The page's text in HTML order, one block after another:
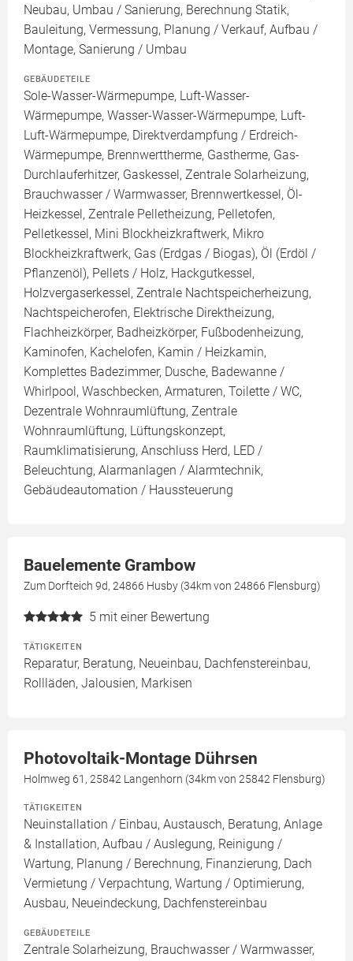
Neubau, Umbau / Sanierung, Berechnung Statik,
Bauleitung, Vermessung, Planung / Verkauf, Aufbau /
Montage, Sanierung / Umbau
GEBÄUDETEILE
Sole-Wasser-Wärmepumpe, Luft-Wasser-
Wärmepumpe, Wasser-Wasser-Wärmepumpe, Luft-
Luft-Wärmepumpe, Direktverdampfung / Erdreich-
Wärmepumpe, Brennwerttherme, Gastherme, Gas-
Durchlauferhitzer, Gaskessel, Zentrale Solarheizung,
Brauchwasser / Warmwasser, Brennwertkessel, Öl-
Heizkessel, Zentrale Pelletheizung, Pelletofen,
Pelletkessel, Mini Blockheizkraftwerk, Mikro
Blockheizkraftwerk, Gas (Erdgas / Biogas), Öl (Erdöl /
Pflanzenöl), Pellets / Holz, Hackgutkessel,
Holzvergaserkessel, Zentrale Nachtspeicherheizung,
Nachtspeicherofen, Elektrische Direktheizung,
Flachheizkörper, Badheizkörper, Fußbodenheizung,
Kaminofen, Kachelofen, Kamin / Heizkamin,
Komplettes Badezimmer, Dusche, Badewanne /
Whirlpool, Waschbecken, Armaturen, Toilette / WC,
Dezentrale Wohnraumlüftung, Zentrale
Wohnraumlüftung, Lüftungskonzept,
Raumklimatisierung, Anschluss Herd, LED /
Beleuchtung, Alarmanlagen / Alarmtechnik,
Gebäudeautomation / Haussteuerung
Bauelemente Grambow
Zum Dorfteich 9d, 24866 Husby (34km von 24866 Flensburg)
5 mit einer Bewertung
TÄTIGKEITEN
Reparatur, Beratung, Neueinbau, Dachfenstereinbau,
Rollläden, Jalousien, Markisen
Photovoltaik-Montage Dührsen
Holmweg 61, 25842 Langenhorn (34km von 25842 Flensburg)
TÄTIGKEITEN
Neuinstallation / Einbau, Austausch, Beratung, Anlage
& Installation, Aufbau / Auslegung, Reinigung /
Wartung, Planung / Berechnung, Finanzierung, Dach
Vermietung / Verpachtung, Wartung / Optimierung,
Ausbau, Neueindeckung, Dachfenstereinbau
GEBÄUDETEILE
Zentrale Solarheizung, Brauchwasser / Warmwasser,